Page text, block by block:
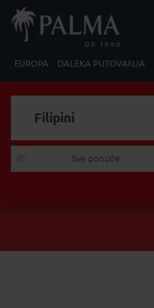
EUROPA DALEKA PUTOVANJA
Filipini
Tražim:
Sve ponude